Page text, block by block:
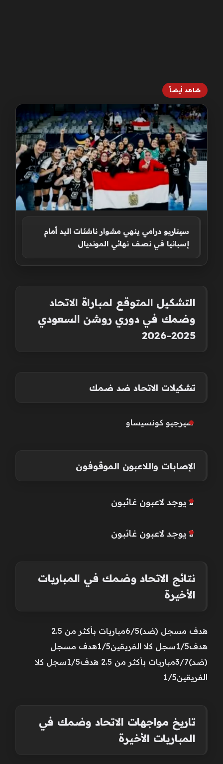
شاهد أيضاً
سيناريو درامي ينهي مشوار ناشئات اليد أمام
إسبانيا في نصف نهائي المونديال
التشكيل المتوقع لمباراة الاتحاد
وضمك في دوري روشن السعودي
2025-2026
تشكيلات الاتحاد ضد ضمك
سيرجيو كونسيساو
الإصابات واللاعبون الموقوفون
لا يوجد لاعبون غائبون
لا يوجد لاعبون غائبون
نتائج الاتحاد وضمك في المباريات
الأخيرة
هدف مسجل (ضد)6/5مباريات بأكثر من 2.5
هدف1/5سجل كلا الفريقين1/5هدف مسجل
(ضد)3/7مباريات بأكثر من 2.5 هدف1/5سجل كلا
الفريقين1/5
تاريخ مواجهات الاتحاد وضمك في
المباريات الأخيرة